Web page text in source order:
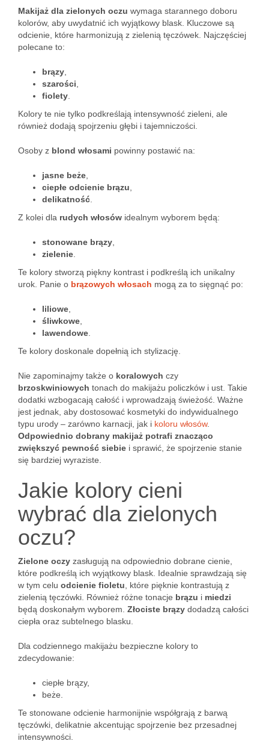
Makijaż dla zielonych oczu wymaga starannego doboru
kolorów, aby uwydatnić ich wyjątkowy blask. Kluczowe są
odcienie, które harmonizują z zielenią tęczówek. Najczęściej
polecane to:
brązy
szarości
fiolety
Kolory te nie tylko podkreślają intensywność zieleni, ale
również dodają spojrzeniu głębi i tajemniczości.
Osoby z blond włosami powinny postawić na:
jasne beże
ciepłe odcienie brązu
delikatność
Z kolei dla rudych włosów idealnym wyborem będą:
stonowane brązy
zielenie
Te kolory stworzą piękny kontrast i podkreślą ich unikalny
urok. Panie o brązowych włosach mogą za to sięgnąć po:
liliowe
śliwkowe
lawendowe
Te kolory doskonale dopełnią ich stylizację.
Nie zapominajmy także o koralowych czy
brzoskwiniowych tonach do makijażu policzków i ust. Takie
dodatki wzbogacają całość i wprowadzają świeżość. Ważne
jest jednak, aby dostosować kosmetyki do indywidualnego
typu urody – zarówno karnacji, jak i koloru włosów.
Odpowiednio dobrany makijaż potrafi znacząco
zwiększyć pewność siebie i sprawić, że spojrzenie stanie
się bardziej wyraziste.
Jakie kolory cieni
wybrać dla zielonych
oczu?
Zielone oczy zasługują na odpowiednio dobrane cienie,
które podkreślą ich wyjątkowy blask. Idealnie sprawdzają się
w tym celu odcienie fioletu , które pięknie kontrastują z
zielenią tęczówki. Również różne tonacje brązu i miedzi
będą doskonałym wyborem. Złociste brązy dodadzą całości
ciepła oraz subtelnego blasku.
Dla codziennego makijażu bezpieczne kolory to
zdecydowanie:
ciepłe brązy,
beże.
Te stonowane odcienie harmonijnie współgrają z barwą
tęczówki, delikatnie akcentując spojrzenie bez przesadnej
intensywności.